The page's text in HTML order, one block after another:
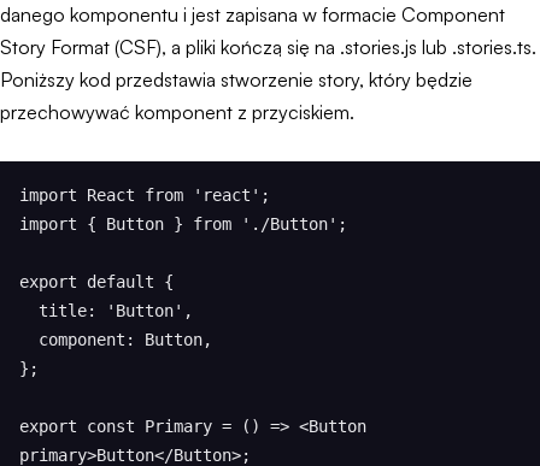
danego komponentu i jest zapisana w formacie Component
Story Format (CSF), a pliki kończą się na .stories.js lub .stories.ts.
Poniższy kod przedstawia stworzenie story, który będzie
przechowywać komponent z przyciskiem.
import React from 'react';
import { Button } from './Button';
export default {
};
export const Primary = () => <Button
primary>Button</Button>;